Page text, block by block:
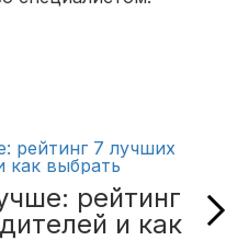
рейтинг
и как